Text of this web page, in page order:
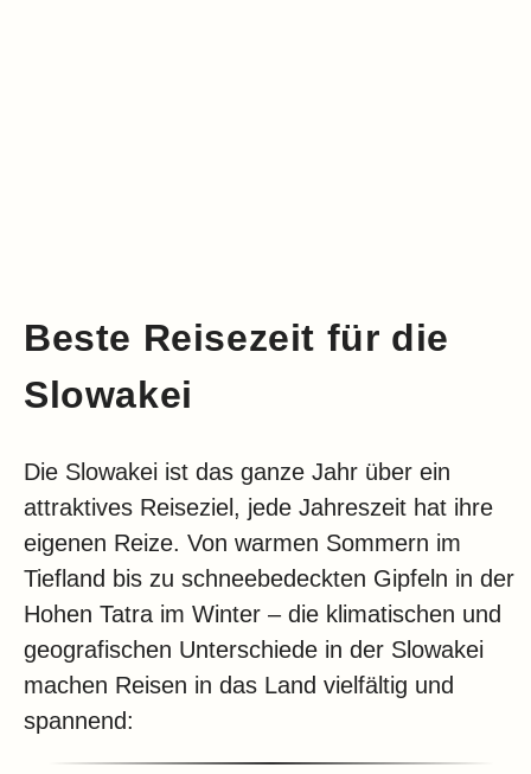
Beste Reisezeit für die
Slowakei
Die Slowakei ist das ganze Jahr über ein
attraktives Reiseziel, jede Jahreszeit hat ihre
eigenen Reize. Von warmen Sommern im
Tiefland bis zu schneebedeckten Gipfeln in der
Hohen Tatra im Winter – die klimatischen und
geografischen Unterschiede in der Slowakei
machen Reisen in das Land vielfältig und
spannend: